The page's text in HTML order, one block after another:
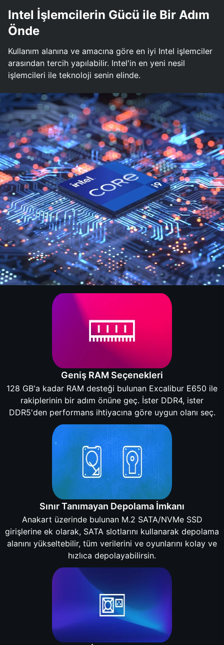
Intel İşlemcilerin Gücü ile Bir Adım
Önde
Kullanım alanına ve amacına göre en iyi Intel işlemciler
arasından tercih yapılabilir. Intel'in en yeni nesil
işlemcileri ile teknoloji senin elinde.
Geniş RAM Seçenekleri
128 GB'a kadar RAM desteği bulunan Excalibur E650 ile
rakiplerinin bir adım önüne geç. İster DDR4, ister
DDR5'den performans ihtiyacına göre uygun olanı seç.
Sınır Tanımayan Depolama İmkanı
Anakart üzerinde bulunan M.2 SATA/NVMe SSD
girişlerine ek olarak, SATA slotlarını kullanarak depolama
alanını yükseltebilir, tüm verilerini ve oyunlarını kolay ve
hızlıca depolayabilirsin.